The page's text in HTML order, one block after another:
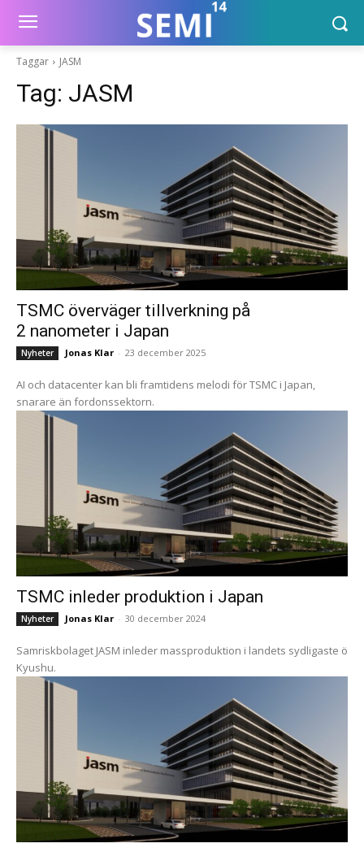
Taggar JASM
Tag: JASM
TSMC överväger tillverkning på
2 nanometer i Japan
Nyheter Jonas Klar - 23 december 2025
AI och datacenter kan bli framtidens melodi för TSMC i Japan,
snarare än fordonssektorn.
TSMC inleder produktion i Japan
Nyheter Jonas Klar - 30 december 2024
Samriskbolaget JASM inleder massproduktion i landets sydligaste ö
Kyushu.